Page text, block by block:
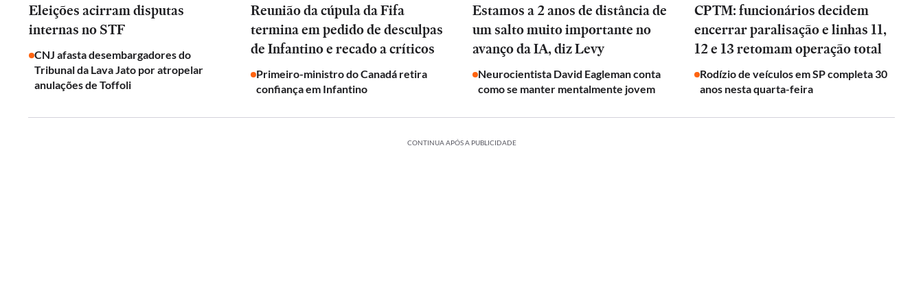
Eleições acirram disputas
internas no STF
CNJ afasta desembargadores do
Tribunal da Lava Jato por atropelar
anulações de Toffoli
Reunião da cúpula da Fifa
termina em pedido de desculpas
de Infantino e recado a críticos
Primeiro-ministro do Canadá retira
confiança em Infantino
Estamos a 2 anos de distância de
um salto muito importante no
avanço da IA, diz Levy
Neurocientista David Eagleman conta
como se manter mentalmente jovem
CPTM: funcionários decidem
encerrar paralisação e linhas 11,
12 e 13 retomam operação total
Rodízio de veículos em SP completa 30
anos nesta quarta-feira
CONTINUA APÓS A PUBLICIDADE